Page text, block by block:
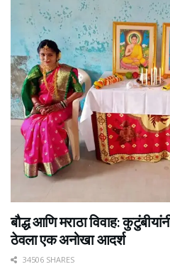
बौद्ध आणि मराठा विवाह:
ठेवला एक अनोखा आदर्श
34506 SHARES